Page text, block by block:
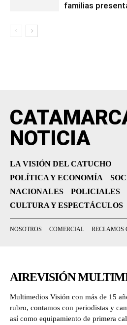
familias
NOTICIA
LA VISIÓN DEL CATUCHO
POLÍTICA Y ECONOMÍA
NACIONALES
POLICIALES
CULTURA Y ESPECTÁCULOS
NOSOTROS COMERCIAL RECLAMOS
AIREVISIÓN
Multimedios Visión con más de 15
rubro, contamos con periodistas y
así como equipamiento de primera